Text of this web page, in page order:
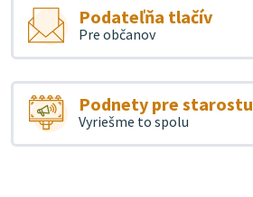
Podateľňa tlačív
Pre občanov
Podnety pre starostu
Vyriešme to spolu